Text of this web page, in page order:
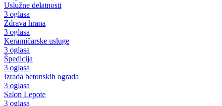
Uslužne delatnosti
3 oglasa
Zdrava hrana
3 oglasa
Keramičarske usluge
3 oglasa
Špedicija
3 oglasa
Izrada betonskih ograda
3 oglasa
Salon Lepote
3 oglasa